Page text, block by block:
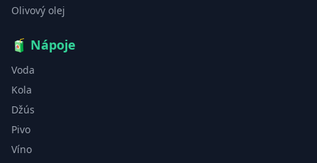
Olivový olej
🧃 Nápoje
Voda
Kola
Džús
Pivo
Víno